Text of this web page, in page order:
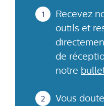
Recevez
outils et
de
notre
Vous